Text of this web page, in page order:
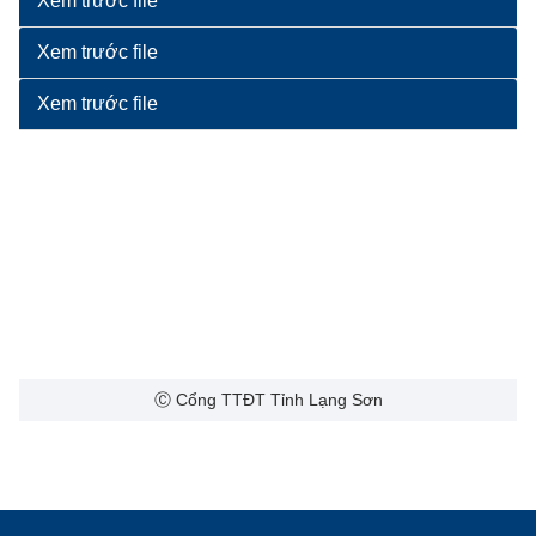
Xem trước file
Xem trước file
Ⓒ Cổng TTĐT Tỉnh Lạng Sơn